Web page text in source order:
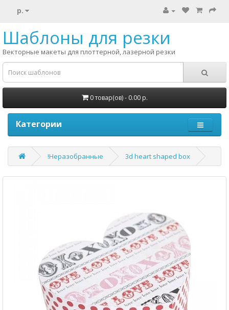
р.
Шаблоны для резки
Векторные макеты для плоттерной, лазерной резки
0 товар(ов) - 0.00 р.
Категории
!Неразобранные 3d heart shaped box